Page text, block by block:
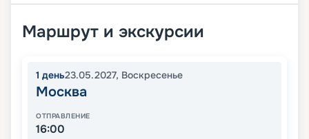
Маршрут и экскурсии
1 день23.05.2027, Воскресенье
Москва
ОТПРАВЛЕНИЕ
16:00